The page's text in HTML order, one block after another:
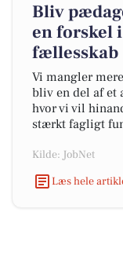
Bliv
en forskel
fællesskab
Vi mangler
bliv en del af et
hvor vi vil
stærkt fagligt
Kilde: JobNet
Læs hele